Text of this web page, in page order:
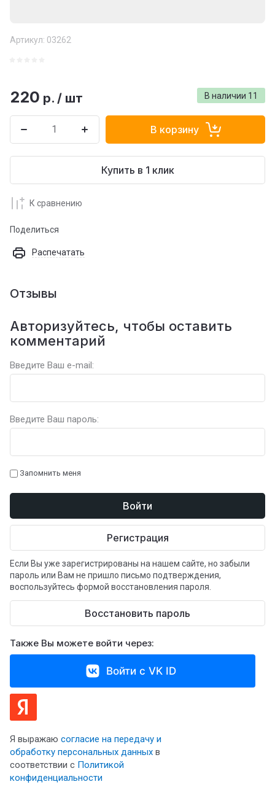
Артикул: 03262
В наличии 11
220 р. / шт
В корзину
Купить в 1 клик
К сравнению
Поделиться
Распечатать
Отзывы
Авторизуйтесь, чтобы оставить
комментарий
Введите Ваш e-mail:
Введите Ваш пароль:
Запомнить меня
Войти
Регистрация
Если Вы уже зарегистрированы на нашем сайте, но забыли
пароль или Вам не пришло письмо подтверждения,
воспользуйтесь формой восстановления пароля.
Восстановить пароль
Также Вы можете войти через:
Войти с VK ID
Я выражаю согласие на передачу и
обработку персональных данных в
соответствии с Политикой
конфиденциальности